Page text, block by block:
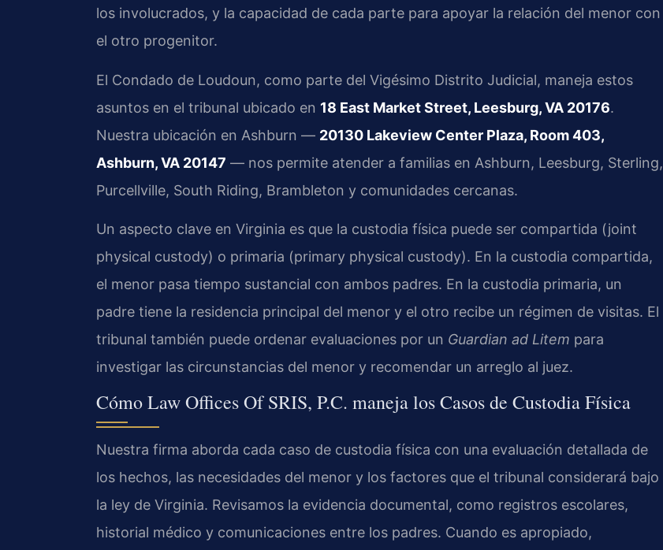
los involucrados, y la capacidad de cada parte para apoyar la relación del menor con
el otro progenitor.
El Condado de Loudoun, como parte del Vigésimo Distrito Judicial, maneja estos
asuntos en el tribunal ubicado en 18 East Market Street, Leesburg, VA 20176.
Nuestra ubicación en Ashburn — 20130 Lakeview Center Plaza, Room 403,
Ashburn, VA 20147 — nos permite atender a familias en Ashburn, Leesburg, Sterling,
Purcellville, South Riding, Brambleton y comunidades cercanas.
Un aspecto clave en Virginia es que la custodia física puede ser compartida (joint
physical custody) o primaria (primary physical custody). En la custodia compartida,
el menor pasa tiempo sustancial con ambos padres. En la custodia primaria, un
padre tiene la residencia principal del menor y el otro recibe un régimen de visitas. El
tribunal también puede ordenar evaluaciones por un Guardian ad Litem para
investigar las circunstancias del menor y recomendar un arreglo al juez.
Cómo Law Offices Of SRIS, P.C. maneja los Casos de Custodia Física
Nuestra firma aborda cada caso de custodia física con una evaluación detallada de
los hechos, las necesidades del menor y los factores que el tribunal considerará bajo
la ley de Virginia. Revisamos la evidencia documental, como registros escolares,
historial médico y comunicaciones entre los padres. Cuando es apropiado,